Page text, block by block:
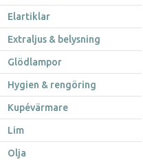
Elartiklar
Extraljus & belysning
Glödlampor
Hygien & rengöring
Kupévärmare
Lim
Olja